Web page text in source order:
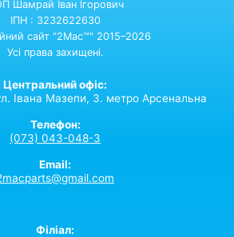
Шамрай Іван Ігорович
ІПН : 3232622630
сайт "2Mac™" 2015–2026
Усі права захищені.
Центральний офіс:
Івана Мазепи, 3. метро Арсенальна
Телефон:
(073) 043-048-3
Email:
Філіал: